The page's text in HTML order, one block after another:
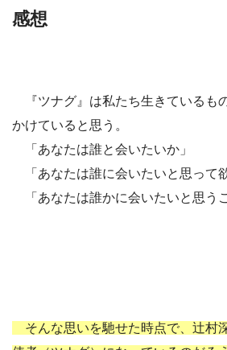
感想
『ツナグ』は私たち生きているも
かけていると思う。
「あなたは誰と会いたいか」
「あなたは誰に会いたいと思って
「あなたは誰かに会いたいと思う
そんな思いを馳せた時点で、辻村